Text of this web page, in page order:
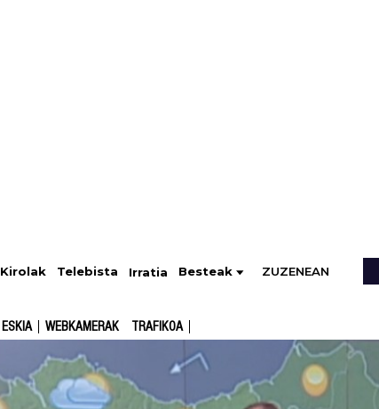
Kirolak Telebista Irratia Besteak ZUZENEAN
ESKIA WEBKAMERAK TRAFIKOA